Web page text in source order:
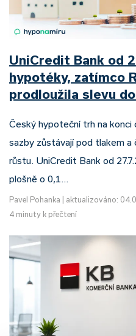
UniCredit Bank od
hypotéky, zatímco
prodloužila slevu
Český hypoteční trh na
sazby zůstávají pod tlakem a
růstu. UniCredit Bank od
plošně o 0,1…
Pavel Pohanka
aktualizováno:
4 minuty k přečtení